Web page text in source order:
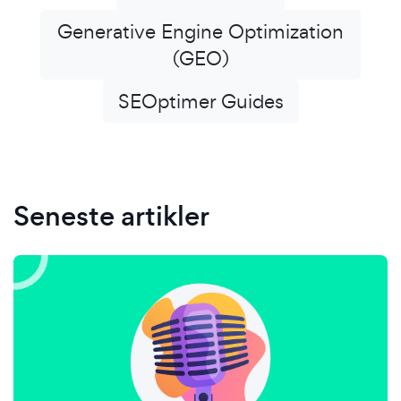
Generative Engine Optimization
(GEO)
SEOptimer Guides
Seneste artikler